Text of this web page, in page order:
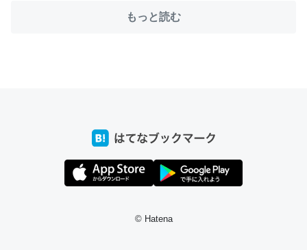
とかSpotifyを支払う孝行もできる。一生で親と会える残
私も3年前ぐらいに祖母の家に設置した。ポケットWifiみ
たいなのでネット環境作ったけどAlexaしか使わないので
https://toyoshi.hatenablog.com/entry/2019/05/15/1805
もっと読む
© Hatena